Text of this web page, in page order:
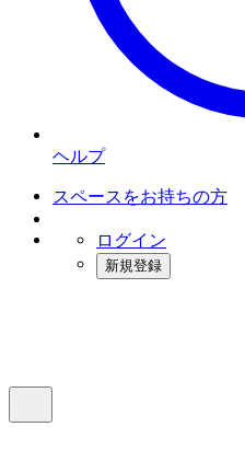
ヘルプ
スペースをお持ちの方
ログイン
新規登録